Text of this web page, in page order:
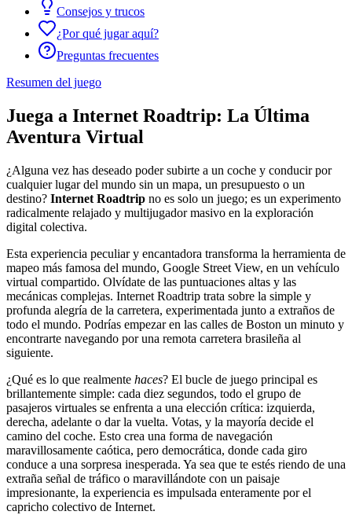
Consejos y trucos
¿Por qué jugar aquí?
Preguntas frecuentes
Resumen del juego
Juega a Internet Roadtrip: La Última
Aventura Virtual
¿Alguna vez has deseado poder subirte a un coche y conducir por
cualquier lugar del mundo sin un mapa, un presupuesto o un
destino? Internet Roadtrip no es solo un juego; es un experimento
radicalmente relajado y multijugador masivo en la exploración
digital colectiva.
Esta experiencia peculiar y encantadora transforma la herramienta de
mapeo más famosa del mundo, Google Street View, en un vehículo
virtual compartido. Olvídate de las puntuaciones altas y las
mecánicas complejas. Internet Roadtrip trata sobre la simple y
profunda alegría de la carretera, experimentada junto a extraños de
todo el mundo. Podrías empezar en las calles de Boston un minuto y
encontrarte navegando por una remota carretera brasileña al
siguiente.
¿Qué es lo que realmente haces? El bucle de juego principal es
brillantemente simple: cada diez segundos, todo el grupo de
pasajeros virtuales se enfrenta a una elección crítica: izquierda,
derecha, adelante o dar la vuelta. Votas, y la mayoría decide el
camino del coche. Esto crea una forma de navegación
maravillosamente caótica, pero democrática, donde cada giro
conduce a una sorpresa inesperada. Ya sea que te estés riendo de una
extraña señal de tráfico o maravillándote con un paisaje
impresionante, la experiencia es impulsada enteramente por el
capricho colectivo de Internet.